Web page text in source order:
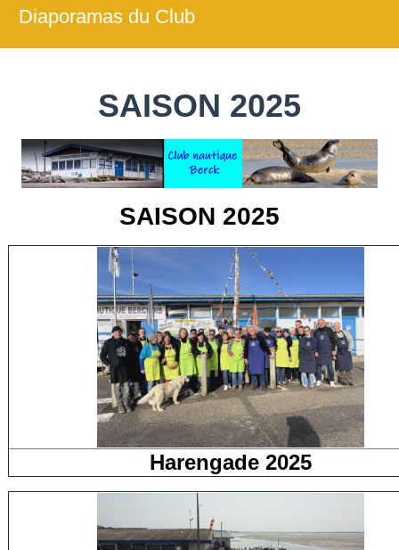
Diaporamas du Club
SAISON 2025
SAISON 2025
Harengade 2025